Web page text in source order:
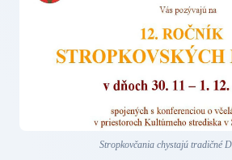
Stropkovčania chystajú tradičné